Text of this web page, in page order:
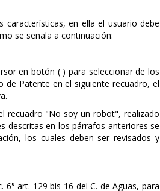
características, en ella el usuario debe
se señala a continuación:
en botón ( ) para seleccionar de los
de Patente en el siguiente recuadro, el
recuadro "No soy un robot", realizado
descritas en los párrafos anteriores se
los cuales deben ser revisados y
art. 129 bis 16 del C. de Aguas, para